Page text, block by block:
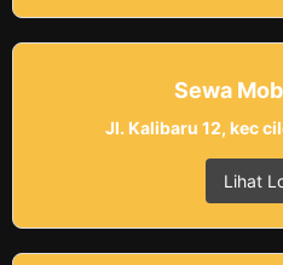
Sewa
Jl. Kalibaru 12, kec
Lihat